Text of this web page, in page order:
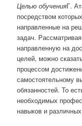
Целью обученияГ.
посредством
направленные на
задач.
направленную на
целей, можно
процессом
самостоятельному
обязанностей. То
необходимых
навыков и